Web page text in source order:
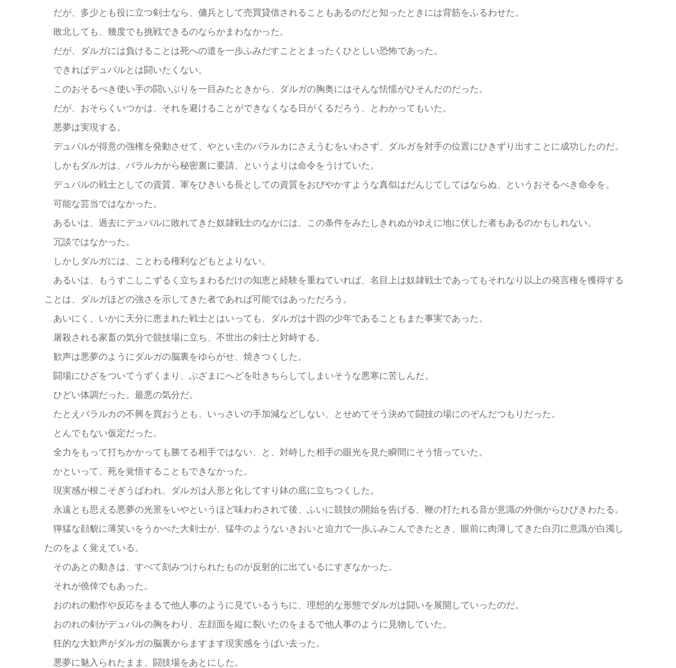
だが、多少とも役に立つ剣士なら、傭兵として売買貸借されることもあるのだと知ったときには背筋をふるわせた。
敗北しても、幾度でも挑戦できるのならかまわなかった。
だが、ダルガには負けることは死への道を一歩ふみだすこととまったくひとしい恐怖であった。
できればデュバルとは闘いたくない。
このおそるべき使い手の闘いぶりを一目みたときから、ダルガの胸奥にはそんな怯懦がひそんだのだった。
だが、おそらくいつかは、それを避けることができなくなる日がくるだろう、とわかってもいた。
悪夢は実現する。
デュバルが得意の強権を発動させて、やとい主のバラルカにさえうむをいわさず、ダルガを対手の位置にひきずり出すことに成功したのだ。
しかもダルガは、バラルカから秘密裏に要請、というよりは命令をうけていた。
デュバルの戦士としての資質、軍をひきいる長としての資質をおびやかすような真似はだんじてしてはならぬ、というおそるべき命令を。
可能な芸当ではなかった。
あるいは、過去にデュバルに敗れてきた奴隷戦士のなかには、この条件をみたしきれぬがゆえに地に伏した者もあるのかもしれない。
冗談ではなかった。
しかしダルガには、ことわる権利などもとよりない。
あるいは、もうすこしこずるく立ちまわるだけの知恵と経験を重ねていれば、名目上は奴隷戦士であってもそれなり以上の発言権を獲得する
ことは、ダルガほどの強さを示してきた者であれば可能ではあっただろう。
あいにく、いかに天分に恵まれた戦士とはいっても、ダルガは十四の少年であることもまた事実であった。
屠殺される家畜の気分で競技場に立ち、不世出の剣士と対峙する。
歓声は悪夢のようにダルガの脳裏をゆらがせ、焼きつくした。
闘場にひざをついてうずくまり、ぶざまにへどを吐きちらしてしまいそうな悪寒に苦しんだ。
ひどい体調だった。最悪の気分だ。
たとえバラルカの不興を買おうとも、いっさいの手加減などしない、とせめてそう決めて闘技の場にのぞんだつもりだった。
とんでもない仮定だった。
全力をもって打ちかかっても勝てる相手ではない、と、対峙した相手の眼光を見た瞬間にそう悟っていた。
かといって、死を覚悟することもできなかった。
現実感が根こそぎうばわれ、ダルガは人形と化してすり鉢の底に立ちつくした。
永遠とも思える悪夢の光景をいやというほど味わわされて後、ふいに競技の開始を告げる、鞭の打たれる音が意識の外側からひびきわたる。
獰猛な顔貌に薄笑いをうかべた大剣士が、猛牛のようないきおいと迫力で一歩ふみこんできたとき、眼前に肉薄してきた白刃に意識が白濁し
たのをよく覚えている。
そのあとの動きは、すべて刻みつけられたものが反射的に出ているにすぎなかった。
それが僥倖でもあった。
おのれの動作や反応をまるで他人事のように見ているうちに、理想的な形態でダルガは闘いを展開していったのだ。
おのれの剣がデュバルの胸をわり、左顔面を縦に裂いたのをまるで他人事のように見物していた。
狂的な大歓声がダルガの脳裏からますます現実感をうばい去った。
悪夢に魅入られたまま、闘技場をあとにした。